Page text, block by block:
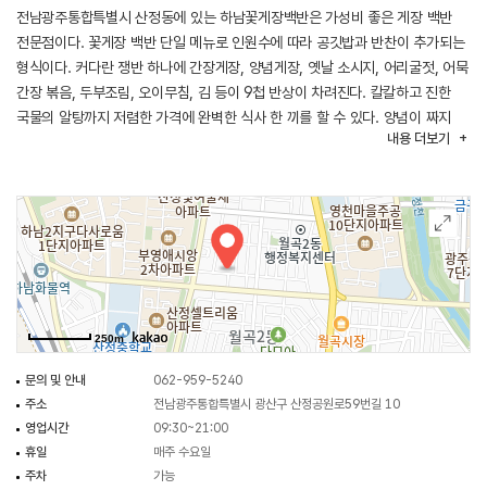
전남광주통합특별시 산정동에 있는 하남꽃게장백반은 가성비 좋은 게장 백반
전문점이다. 꽃게장 백반 단일 메뉴로 인원수에 따라 공깃밥과 반찬이 추가되는
형식이다. 커다란 쟁반 하나에 간장게장, 양념게장, 옛날 소시지, 어리굴젓, 어묵
간장 볶음, 두부조림, 오이무침, 김 등이 9첩 반상이 차려진다. 칼칼하고 진한
국물의 알탕까지 저렴한 가격에 완벽한 식사 한 끼를 할 수 있다. 양념이 짜지
않고 매콤 달콤하여 양념만 밥에 비벼 먹어도 맛있다. 일정 요금을 내면
포장이 가능하다. 전용 주차장이 없기 때문에 주변 골목길에 주차하거나 도보나
대중교통을 추천한다.
내용 더보기
250m
문의 및 안내
062-959-5240
주소
전남광주통합특별시 광산구 산정공원로59번길 10
영업시간
09:30~21:00
휴일
매주 수요일
주차
가능